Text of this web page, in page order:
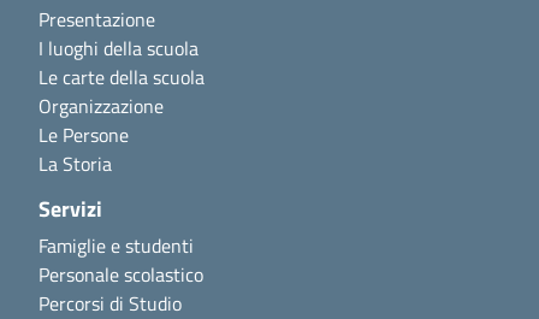
Presentazione
I luoghi della scuola
Le carte della scuola
Organizzazione
Le Persone
La Storia
Servizi
Famiglie e studenti
Personale scolastico
Percorsi di Studio